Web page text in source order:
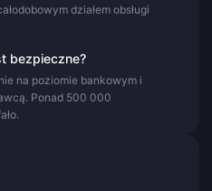
działem obsługi
bezpieczne?
na poziomie bankowym i
Ponad 500 000